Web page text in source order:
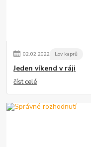
02.02.2022 Lov kaprů
Jeden víkend v ráji
číst celé